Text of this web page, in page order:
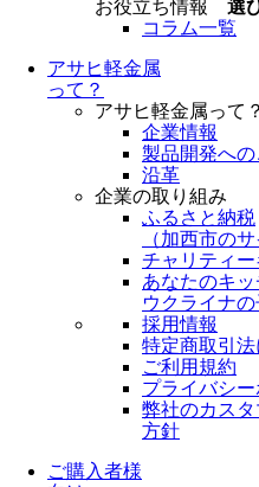
お役立ち情報 選
コラム一覧
アサヒ軽金属
って？
アサヒ軽金属って？
企業情報
製品開発への
沿革
企業の取り組み
ふるさと納税
（加西市の
チャリティ
あなたのキ
ウクライナ
採用情報
特定商取引
ご利用規約
プライバシ
弊社のカス
方針
ご購入者様